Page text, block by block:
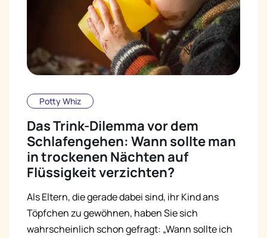
Potty Whiz
Das Trink-Dilemma vor dem
Schlafengehen: Wann sollte man
in trockenen Nächten auf
Flüssigkeit verzichten?
Als Eltern, die gerade dabei sind, ihr Kind ans
Töpfchen zu gewöhnen, haben Sie sich
wahrscheinlich schon gefragt: „Wann sollte ich